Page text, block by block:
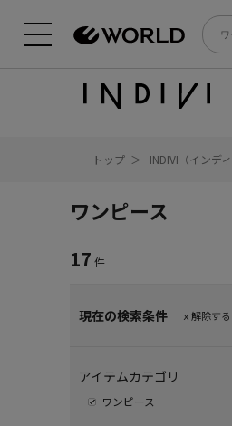
トップ INDIVI（インデ
ワンピース
17 件
ｘ解除する
現在の検索条件
アイテムカテゴリ
ワンピース